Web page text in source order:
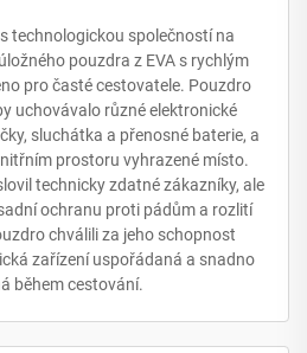
technologickou společností na
pouzdra z EVA s rychlým
pro časté cestovatele. Pouzdro
uchovávalo různé elektronické
sluchátka a přenosné baterie, a
prostoru vyhrazené místo.
technicky zdatné zákazníky, ale
ochranu proti pádům a rozlití
chválili za jeho schopnost
zařízení uspořádaná a snadno
během cestování.